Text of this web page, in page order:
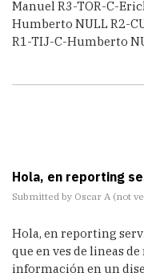
Manuel R3-TOR-C-
Humberto NULL R2-
R1-TIJ-C-Humberto
Hola, en reporting
Submitted by Oscar A (not
Hola, en reporting
que en ves de lineas
información en un